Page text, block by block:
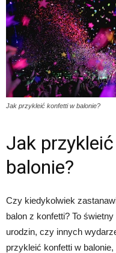
Jak przykleić konfetti w balonie?
Jak
balonie?
Czy kiedykolwiek
balon z konfetti? To
urodzin, czy innych
przykleić konfetti w